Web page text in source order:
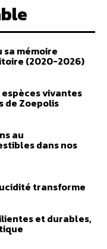
mémoire
(2020-2026)
vivantes
de Zoepolis
au
dans nos
transforme
et durables,